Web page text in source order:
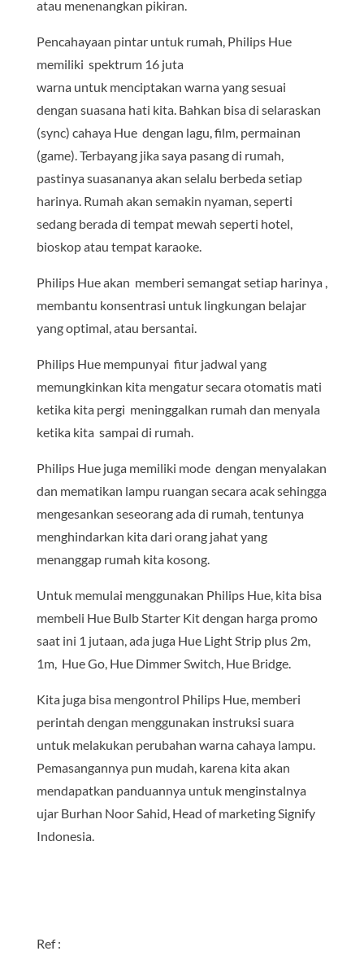
atau menenangkan pikiran.
Pencahayaan pintar untuk rumah, Philips Hue
memiliki spektrum 16 juta
warna untuk menciptakan warna yang sesuai
dengan suasana hati kita. Bahkan bisa di selaraskan
(sync) cahaya Hue dengan lagu, film, permainan
(game). Terbayang jika saya pasang di rumah,
pastinya suasananya akan selalu berbeda setiap
harinya. Rumah akan semakin nyaman, seperti
sedang berada di tempat mewah seperti hotel,
bioskop atau tempat karaoke.
Philips Hue akan memberi semangat setiap harinya ,
membantu konsentrasi untuk lingkungan belajar
yang optimal, atau bersantai.
Philips Hue mempunyai fitur jadwal yang
memungkinkan kita mengatur secara otomatis mati
ketika kita pergi meninggalkan rumah dan menyala
ketika kita sampai di rumah.
Philips Hue juga memiliki mode dengan menyalakan
dan mematikan lampu ruangan secara acak sehingga
mengesankan seseorang ada di rumah, tentunya
menghindarkan kita dari orang jahat yang
menanggap rumah kita kosong.
Untuk memulai menggunakan Philips Hue, kita bisa
membeli Hue Bulb Starter Kit dengan harga promo
saat ini 1 jutaan, ada juga Hue Light Strip plus 2m,
1m, Hue Go, Hue Dimmer Switch, Hue Bridge.
Kita juga bisa mengontrol Philips Hue, memberi
perintah dengan menggunakan instruksi suara
untuk melakukan perubahan warna cahaya lampu.
Pemasangannya pun mudah, karena kita akan
mendapatkan panduannya untuk menginstalnya
ujar Burhan Noor Sahid, Head of marketing Signify
Indonesia.
Ref :